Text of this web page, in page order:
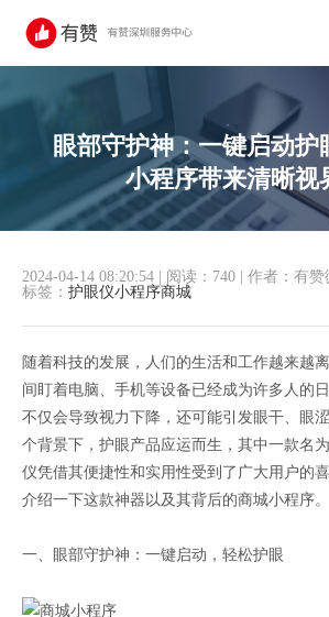
眼部守护神：一键启动护
小程序带来清晰视
2024-04-14 08:20:54 阅读：740 作者：有赞
标签： 护眼仪小程序商城
随着科技的发展，人们的生活和工作越来越
间盯着电脑、手机等设备已经成为许多人的
不仅会导致视力下降，还可能引发眼干、眼
个背景下，护眼产品应运而生，其中一款名
仪凭借其便捷性和实用性受到了广大用户的
介绍一下这款神器以及其背后的商城小程序。
一、眼部守护神：一键启动，轻松护眼